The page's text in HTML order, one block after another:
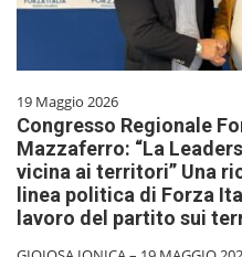
19 Maggio 2026
Congresso Regionale
Mazzaferro: “La
vicina ai territori” Una
linea politica di Forza
lavoro del partito sui